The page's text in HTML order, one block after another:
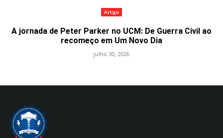
Artigo
A jornada de Peter Parker no UCM: De Guerra Civil ao
recomeço em Um Novo Dia
julho 30, 2026